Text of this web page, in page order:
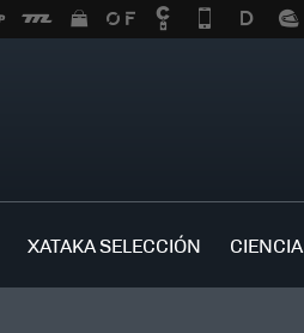
XATAKA SELECCIÓN CIENCIA